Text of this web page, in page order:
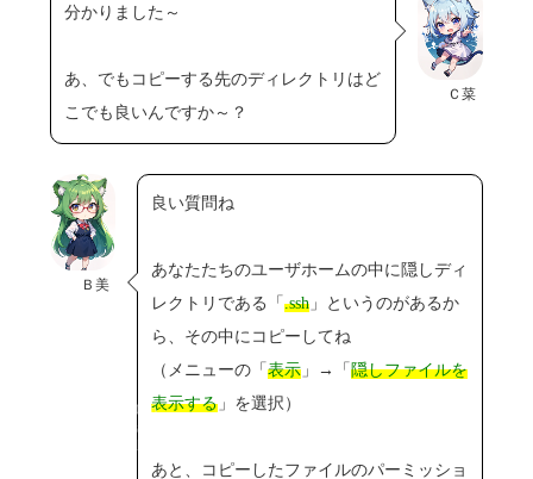
Copyright© 2023-2026
Friction River Software
All Rights Reserved.
Ｃ菜
分かりました～
あ、でもコピーする先のディレクトリはど
こでも良いんですか～？
Ｂ美
良い質問ね
あなたたちのユーザホームの中に隠しディ
レクトリである「 .ssh」というのがあるか
ら、その中にコピーしてね
（メニューの「 表示」→「 隠しファイルを
表示する」を選択）
あと、コピーしたファイルのパーミッショ